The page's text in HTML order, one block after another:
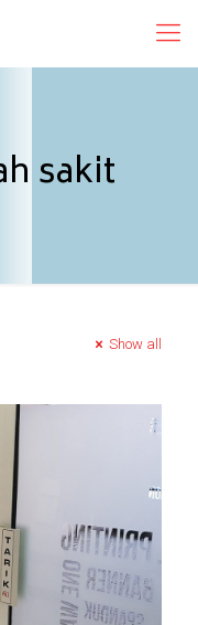
sakit
Show all